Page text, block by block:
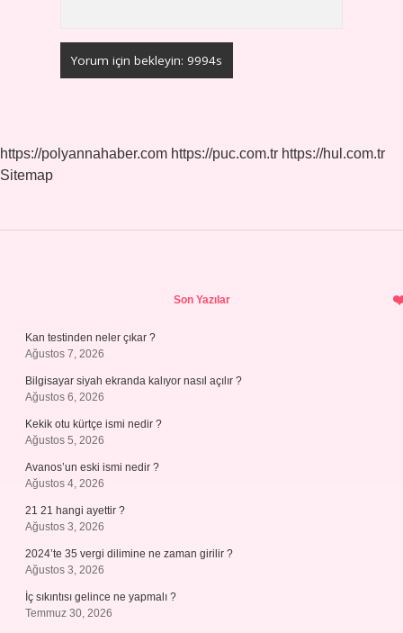
https://polyannahaber.com https://puc.com.tr https://hul.com.tr
Sitemap
Son Yazılar
Kan testinden neler çıkar ?
Ağustos 7, 2026
Bilgisayar siyah ekranda kalıyor nasıl açılır ?
Ağustos 6, 2026
Kekik otu kürtçe ismi nedir ?
Ağustos 5, 2026
Avanos’un eski ismi nedir ?
Ağustos 4, 2026
21 21 hangi ayettir ?
Ağustos 3, 2026
2024’te 35 vergi dilimine ne zaman girilir ?
Ağustos 3, 2026
İç sıkıntısı gelince ne yapmalı ?
Temmuz 30, 2026